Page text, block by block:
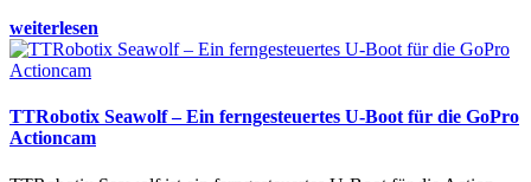
weiterlesen
TTRobotix Seawolf – Ein ferngesteuertes U-Boot für die GoPro
Actioncam